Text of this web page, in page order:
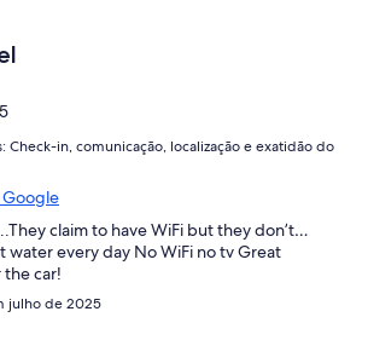
Check-in, comunicação, localização e exatidão do
Google
claim to have WiFi but they don’t…
water every day No WiFi no tv Great
the car!
julho de 2025